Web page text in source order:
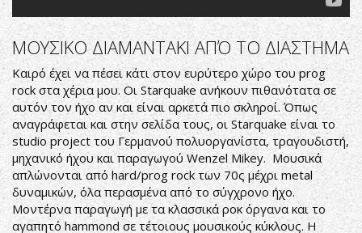
ΜΟΥΣΙΚΟ ΔΙΑΜΑΝΤΑΚΙ ΑΠΌ ΤΟ ΔΙΑΣΤΗΜΑ
Καιρό έχει να πέσει κάτι στον ευρύτερο χώρο του prog
rock στα χέρια μου. Οι Starquake ανήκουν πιθανότατα σε
αυτόν τον ήχο αν και είναι αρκετά πιο σκληροί. Όπως
αναγράφεται και στην σελίδα τους, οι Starquake είναι το
studio project του Γερμανού πολυοργανίστα, τραγουδιστή,
μηχανικό ήχου και παραγωγού Wenzel Mikey. Μουσικά
απλώνονται από hard/prog rock των 70ς μέχρι metal
δυναμικών, όλα περασμένα από το σύγχρονο ήχο.
Μοντέρνα παραγωγή με τα κλασσικά ροκ όργανα και το
αγαπητό hammond σε τέτοιους μουσικούς κύκλους. Η